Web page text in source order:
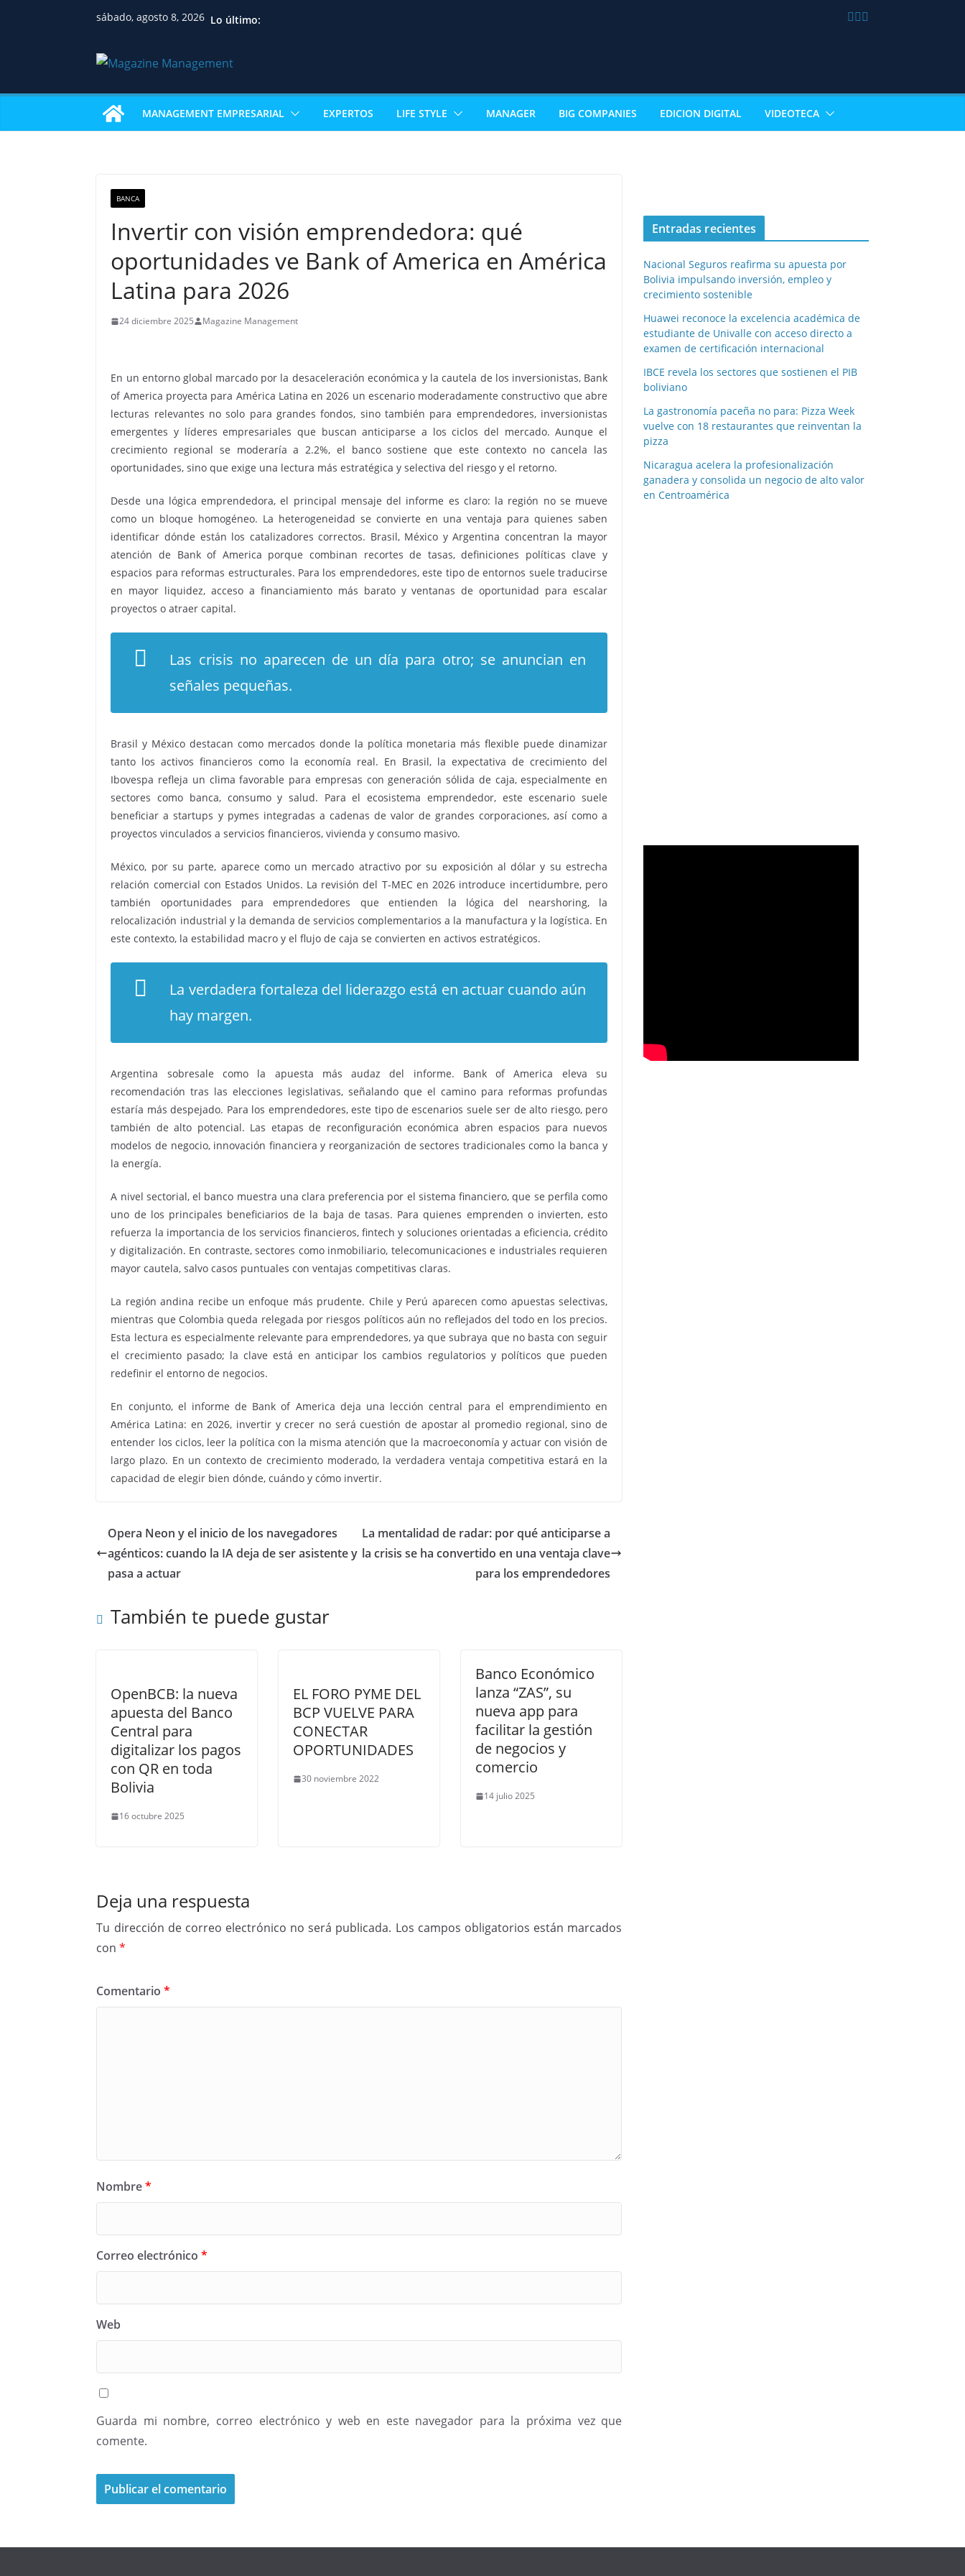
sábado, agosto 8, 2026 Lo último:
MANAGEMENT EMPRESARIAL EXPERTOS LIFE STYLE MANAGER BIG COMPANIES EDICION DIGITAL VIDEOTECA
BANCA
Invertir con visión emprendedora: qué
oportunidades ve Bank of America en América
Latina para 2026
24 diciembre 2025 Magazine Management
En un entorno global marcado por la desaceleración económica y la cautela de los inversionistas, Bank
of America proyecta para América Latina en 2026 un escenario moderadamente constructivo que abre
lecturas relevantes no solo para grandes fondos, sino también para emprendedores, inversionistas
emergentes y líderes empresariales que buscan anticiparse a los ciclos del mercado. Aunque el
crecimiento regional se moderaría a 2.2%, el banco sostiene que este contexto no cancela las
oportunidades, sino que exige una lectura más estratégica y selectiva del riesgo y el retorno.
Desde una lógica emprendedora, el principal mensaje del informe es claro: la región no se mueve
como un bloque homogéneo. La heterogeneidad se convierte en una ventaja para quienes saben
identificar dónde están los catalizadores correctos. Brasil, México y Argentina concentran la mayor
atención de Bank of America porque combinan recortes de tasas, definiciones políticas clave y
espacios para reformas estructurales. Para los emprendedores, este tipo de entornos suele traducirse
en mayor liquidez, acceso a financiamiento más barato y ventanas de oportunidad para escalar
proyectos o atraer capital.
Las crisis no aparecen de un día para otro; se anuncian en
señales pequeñas.
Brasil y México destacan como mercados donde la política monetaria más flexible puede dinamizar
tanto los activos financieros como la economía real. En Brasil, la expectativa de crecimiento del
Ibovespa refleja un clima favorable para empresas con generación sólida de caja, especialmente en
sectores como banca, consumo y salud. Para el ecosistema emprendedor, este escenario suele
beneficiar a startups y pymes integradas a cadenas de valor de grandes corporaciones, así como a
proyectos vinculados a servicios financieros, vivienda y consumo masivo.
México, por su parte, aparece como un mercado atractivo por su exposición al dólar y su estrecha
relación comercial con Estados Unidos. La revisión del T-MEC en 2026 introduce incertidumbre, pero
también oportunidades para emprendedores que entienden la lógica del nearshoring, la
relocalización industrial y la demanda de servicios complementarios a la manufactura y la logística. En
este contexto, la estabilidad macro y el flujo de caja se convierten en activos estratégicos.
La verdadera fortaleza del liderazgo está en actuar cuando aún
hay margen.
Argentina sobresale como la apuesta más audaz del informe. Bank of America eleva su
recomendación tras las elecciones legislativas, señalando que el camino para reformas profundas
estaría más despejado. Para los emprendedores, este tipo de escenarios suele ser de alto riesgo, pero
también de alto potencial. Las etapas de reconfiguración económica abren espacios para nuevos
modelos de negocio, innovación financiera y reorganización de sectores tradicionales como la banca y
la energía.
A nivel sectorial, el banco muestra una clara preferencia por el sistema financiero, que se perfila como
uno de los principales beneficiarios de la baja de tasas. Para quienes emprenden o invierten, esto
refuerza la importancia de los servicios financieros, fintech y soluciones orientadas a eficiencia, crédito
y digitalización. En contraste, sectores como inmobiliario, telecomunicaciones e industriales requieren
mayor cautela, salvo casos puntuales con ventajas competitivas claras.
La región andina recibe un enfoque más prudente. Chile y Perú aparecen como apuestas selectivas,
mientras que Colombia queda relegada por riesgos políticos aún no reflejados del todo en los precios.
Esta lectura es especialmente relevante para emprendedores, ya que subraya que no basta con seguir
el crecimiento pasado; la clave está en anticipar los cambios regulatorios y políticos que pueden
redefinir el entorno de negocios.
En conjunto, el informe de Bank of America deja una lección central para el emprendimiento en
América Latina: en 2026, invertir y crecer no será cuestión de apostar al promedio regional, sino de
entender los ciclos, leer la política con la misma atención que la macroeconomía y actuar con visión de
largo plazo. En un contexto de crecimiento moderado, la verdadera ventaja competitiva estará en la
capacidad de elegir bien dónde, cuándo y cómo invertir.
Opera Neon y el inicio de los navegadores
agénticos: cuando la IA deja de ser asistente y
pasa a actuar
La mentalidad de radar: por qué anticiparse a
la crisis se ha convertido en una ventaja clave
para los emprendedores
También te puede gustar
OpenBCB: la nueva
apuesta del Banco
Central para
digitalizar los pagos
con QR en toda
Bolivia
16 octubre 2025
EL FORO PYME DEL
BCP VUELVE PARA
CONECTAR
OPORTUNIDADES
30 noviembre 2022
Banco Económico
lanza “ZAS”, su
nueva app para
facilitar la gestión
de negocios y
comercio
14 julio 2025
Deja una respuesta
Tu dirección de correo electrónico no será publicada. Los campos obligatorios están marcados
con*
Comentario*
Nombre*
Correo electrónico*
Web
Guarda mi nombre, correo electrónico y web en este navegador para la próxima vez que
comente.
Entradas recientes
Nacional Seguros reafirma su apuesta por
Bolivia impulsando inversión, empleo y
crecimiento sostenible
Huawei reconoce la excelencia académica de
estudiante de Univalle con acceso directo a
examen de certificación internacional
IBCE revela los sectores que sostienen el PIB
boliviano
La gastronomía paceña no para: Pizza Week
vuelve con 18 restaurantes que reinventan la
pizza
Nicaragua acelera la profesionalización
ganadera y consolida un negocio de alto valor
en Centroamérica